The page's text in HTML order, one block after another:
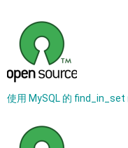
使用 MySQL 的